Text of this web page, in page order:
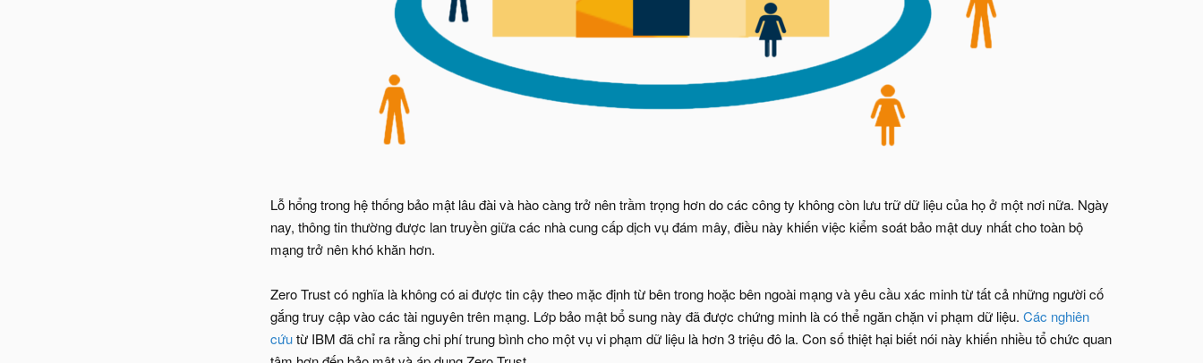
Lỗ hổng trong hệ thống bảo mật lâu đài và hào càng trở nên trầm trọng hơn do các công ty không còn lưu trữ dữ liệu của họ ở một nơi nữa. Ngày
nay, thông tin thường được lan truyền giữa các nhà cung cấp dịch vụ đám mây, điều này khiến việc kiểm soát bảo mật duy nhất cho toàn bộ
mạng trở nên khó khăn hơn.
Zero Trust có nghĩa là không có ai được tin cậy theo mặc định từ bên trong hoặc bên ngoài mạng và yêu cầu xác minh từ tất cả những người cố
gắng truy cập vào các tài nguyên trên mạng. Lớp bảo mật bổ sung này đã được chứng minh là có thể ngăn chặn vi phạm dữ liệu. Các nghiên
cứutừ IBM đã chỉ ra rằng chi phí trung bình cho một vụ vi phạm dữ liệu là hơn 3 triệu đô la. Con số thiệt hại biết nói này khiến nhiều tổ chức quan